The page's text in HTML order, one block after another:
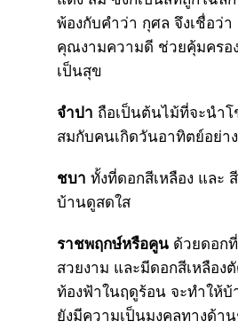
พ้องกับคำว่า กุศล จึงเชื่อว่
คุณงามความดี ช่วยคุ้มครอ
เป็นสุข
จำปา ถือเป็นต้นไม้ที่จะนำโ
สมกับคนเกิดวันอาทิตย์อย่า
ชบา ทั้งที่ดอกสีเหลือง และ
บ้านดูสดใส
ราชพฤกษ์หรือคูน ด้วยดอก
สวยงาม และมีดอกสีเหลือง
ท้องฟ้าในฤดูร้อน จะทำให้บ้
ยังมีความเป็นมงคลทางด้า